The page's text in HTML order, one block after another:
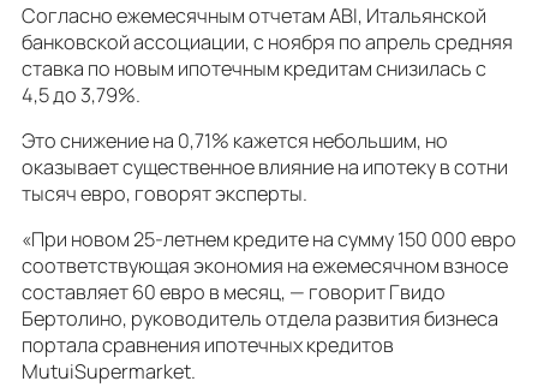
Согласно ежемесячным отчетам ABI, Итальянской
банковской ассоциации, с ноября по апрель средняя
ставка по новым ипотечным кредитам снизилась с
4,5 до 3,79%.
Это снижение на 0,71% кажется небольшим, но
оказывает существенное влияние на ипотеку в сотни
тысяч евро, говорят эксперты.
«При новом 25-летнем кредите на сумму 150 000 евро
соответствующая экономия на ежемесячном взносе
составляет 60 евро в месяц, — говорит Гвидо
Бертолино, руководитель отдела развития бизнеса
портала сравнения ипотечных кредитов
MutuiSupermarket.